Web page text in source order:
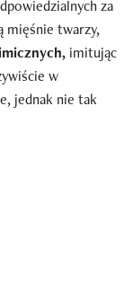
za
mięśnie twarzy,
imitując
w
jednak nie tak